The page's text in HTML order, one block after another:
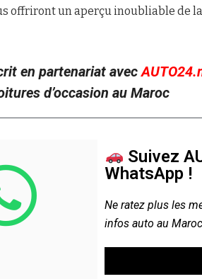
offriront un aperçu inoubliable de
en partenariat avec
d’occasion au Maroc
Suivez
WhatsApp !
Ne ratez plus les
infos auto au Maroc